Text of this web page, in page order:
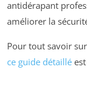
antidérapant
améliorer la
Pour tout savoir
ce guide détaillé